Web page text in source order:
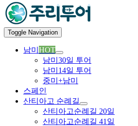
Toggle Navigation
남미 HOT
남미30일 투어
남미14일 투어
중미+남미
스페인
산티아고 순례길
산티아고순례길 20일
산티아고순례길 41일